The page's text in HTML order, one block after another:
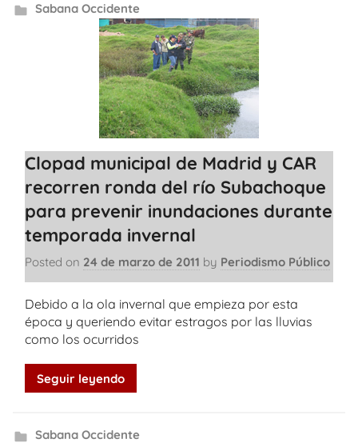
Sabana Occidente
Clopad municipal de Madrid y CAR
recorren ronda del río Subachoque
para prevenir inundaciones durante
temporada invernal
Posted on 24 de marzo de 2011 by Periodismo Público
Debido a la ola invernal que empieza por esta
época y queriendo evitar estragos por las lluvias
como los ocurridos
Seguir leyendo
Sabana Occidente